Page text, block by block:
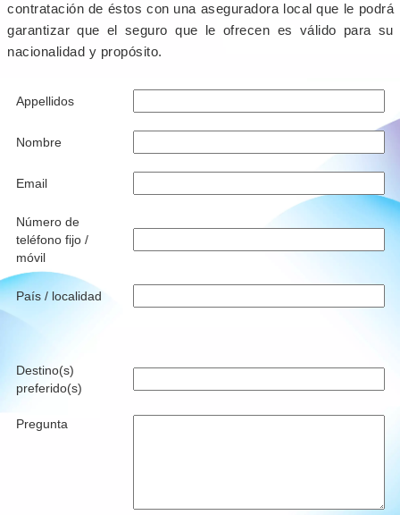
contratación de éstos con una aseguradora local que le podrá
garantizar que el seguro que le ofrecen es válido para su
nacionalidad y propósito.
Appellidos
Nombre
Email
Número de
teléfono fijo /
móvil
País / localidad
Destino(s)
preferido(s)
Pregunta